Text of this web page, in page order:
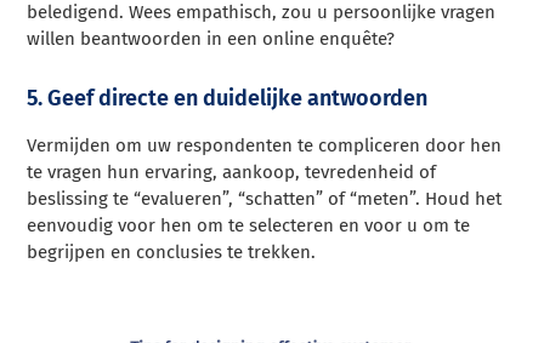
beledigend. Wees empathisch, zou u persoonlijke vragen
willen beantwoorden in een online enquête?
5. Geef directe en duidelijke antwoorden
Vermijden om uw respondenten te compliceren door hen
te vragen hun ervaring, aankoop, tevredenheid of
beslissing te “evalueren”, “schatten” of “meten”. Houd het
eenvoudig voor hen om te selecteren en voor u om te
begrijpen en conclusies te trekken.